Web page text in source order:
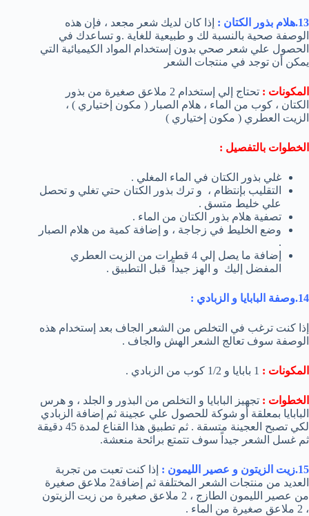
13.هلام بذور الكتان :
إذا كان لديك شعر مجعد ، فإن هذه
الوصفة صحية بالنسبة لك و طبيعية للغاية .و تساعدك في
الحصول علي شعر صحي بدون إستخدام المواد الكيميائية التي
يمكن أن توجد في منتجات الشعر
المكونات :
تحتاج إلي إستخدام 2 ملاعق صغيرة من بذور
الكتان ، كوب من الماء ، هلام الصبار ( مكون إختياري ) ،
الزيت العطري ( مكون إختياري )
الخطوات بالتفصيل :
غلي بذور الكتان في الماء المغلي .
التقليب بإنتظام ، و ترك بذور الكتان حتي تغلي و تحصل
علي خليط متسق .
تصفية هلام بذور الكتان من الماء .
وضع الخليط في زجاجة ، و إضافة كمية من هلام الصبار
.
إضافة ما يصل إلي 4 قطرات من الزيت العطري
المفضل إليك و الهز جيداً قبل التطبيق .
14.وصفة البابايا و الزبادي :
إذا كنت ترغب في التخلص من الشعر الجاف بعد إستخدام هذه
الوصفة سوف تعالج الشعر الهش والجاف .
المكونات :
الخطوات : تجهيز البابايا و التخلص من البذور و الجلد ، و هرس
البابايا بمعلقة أو شوكة للحصول علي عجينة ثم إضافة الزبادي
لكي تصبح العجينة متسقة . ثم تطبيق هذا القناع لمدة 45 دقيقة
ثم غسل الشعر جيداً سوف تتمتع برائحة منعشة.
15.زيت الزيتون و عصير الليمون :
إذا كنت تعبت من تجربة
العديد من منتجات الشعر المختلفة ثم إضافة2 ملاعق صغيرة
من عصير الليمون الطازج ، 2 ملاعق صغيرة من زيت الزيتون
، 2 ملاعق صغيرة من الماء .